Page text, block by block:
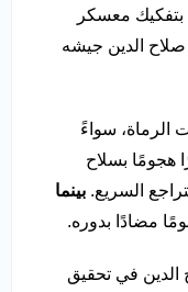
بتفكيك معسكر
صلاح الدين جيشه
الرماة، سواءً
هجومًا بسلاح
السريع. بينما
مضادًا بدوره.
في تحقيق